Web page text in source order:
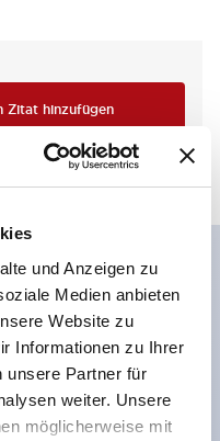
und Anzeigen zu
Medien anbieten
Website zu
Informationen zu Ihrer
unsere Partner für
weiter. Unsere
möglicherweise mit
Zitat hinzufügen
sicherer